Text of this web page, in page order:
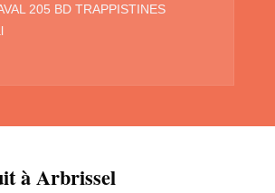
205 BD TRAPPISTINES
à Arbrissel